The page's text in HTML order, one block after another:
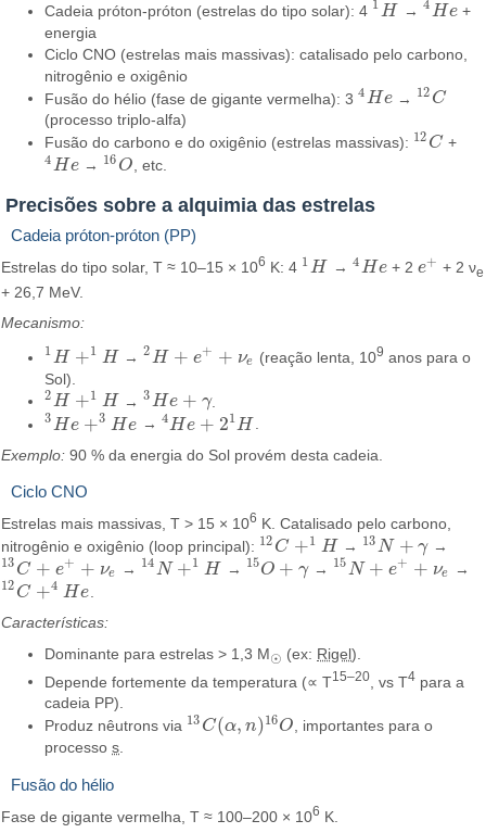
Cadeia próton-próton (estrelas do tipo solar): 4 1H
1H →4He
4He
+
energia
Ciclo CNO (estrelas mais massivas): catalisado pelo carbono,
nitrogênio e oxigênio
Fusão do hélio (fase de gigante vermelha): 34He
4He → 12 C
12C
(processo triplo-alfa)
Fusão do carbono e do oxigênio (estrelas massivas): 12 C
12C +
4He
4He → 16 O
16O , etc.
Precisões sobre a alquimia das estrelas
Cadeia próton-próton (PP)
Estrelas do tipo solar, T ≈ 10–15 × 106 K: 4 1 H
1H →4He
4He + 2e+
e+ + 2 νe
+ 26,7 MeV.
Mecanismo:
1H +1 H
1H+ 1H →2H + e+ + νe
2H+ e+ +ν e (reação lenta, 109 anos para o
Sol).
2H +1 H
2H+ 1H →3He + γ
3He+ γ .
3He +3 He
3He+ 3He → 4He + 21 H
4He+ 21 H
.
Exemplo: 90 % da energia do Sol provém desta cadeia.
Ciclo CNO
Estrelas mais massivas, T > 15 × 106 K. Catalisado pelo carbono,
nitrogênio e oxigênio (loop principal): 12 C +1 H
12C+1H → 13N + γ
13N+ γ →
13 C + e+ + νe
13C+e++ ν → 14N +1 H
14N+1H → 15O + γ
15O +γ → 15N + e+ + νe
15N+ e+ +ν →
12 C +4 He
12C+4H e
Características:
Dominante para estrelas > 1,3 M☉ (ex: Rigel).
Depende fortemente da temperatura (∝ T15–20 , vs T4 para a
cadeia PP).
Produz nêutrons via 13 C(α, n) 16O
13C(α,n )16O
, importantes para o
processos.
Fusão do hélio
Fase de gigante vermelha, T ≈ 100–200 × 106 K.